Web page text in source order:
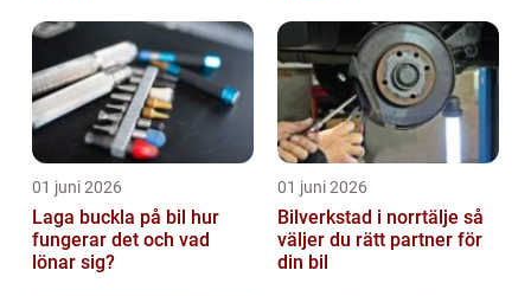
01 juni 2026
Laga buckla på bil hur
fungerar det och vad
lönar sig?
01 juni 2026
Bilverkstad i norrtälje så
väljer du rätt partner för
din bil